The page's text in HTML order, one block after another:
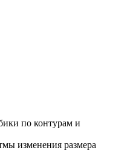
по контурам и
изменения размера